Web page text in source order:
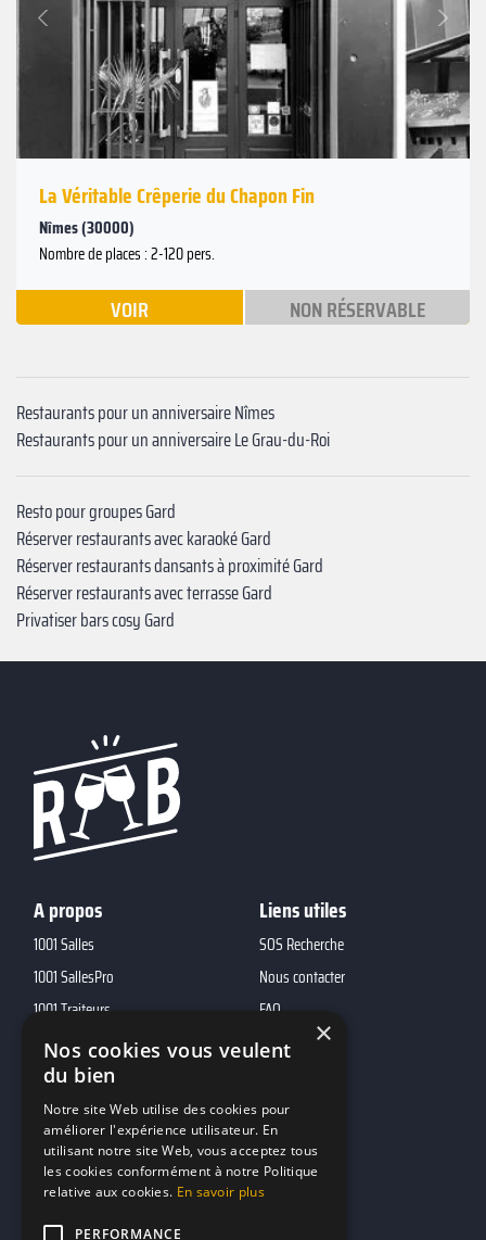
Précédent
La Véritable Crêperie du Chapon Fin
Nîmes (30000)
Nombre de places : 2-120 pers.
VOIR NON RÉSERVABLE
Restaurants pour un anniversaire Nîmes
Restaurants pour un anniversaire Le Grau-du-Roi
Resto pour groupes Gard
Réserver restaurants avec karaoké Gard
Réserver restaurants dansants à proximité Gard
Réserver restaurants avec terrasse Gard
Privatiser bars cosy Gard
A propos
1001 Salles
1001 SallesPro
1001 Traiteurs
1001 DJ
10h01
MP2
Liens utiles
SOS Recherche
Nous contacter
FAQ
Contacts
marketing@reserverunbar.fr
11 rue Maurice Grandcoing
×
Nos cookies vous veulent
du bien
Notre site Web utilise des cookies pour
améliorer l'expérience utilisateur. En
utilisant notre site Web, vous acceptez tous
les cookies conformément à notre Politique
relative aux cookies. En savoir plus
PERFORMANCE